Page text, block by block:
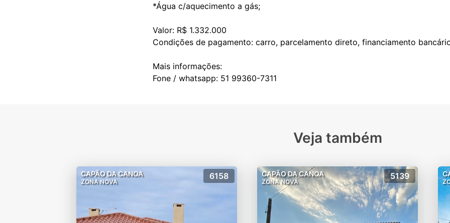
*Água c/aquecimento a gás;
Valor: R$ 1.332.000
Condições de pagamento: carro, parcelamento direto, financiamento
Mais informações:
Veja também
CAPÃO DA CANOA
ZONA NOVA
6158 CAPÃO DA CANOA
ZONA NOVA
5139